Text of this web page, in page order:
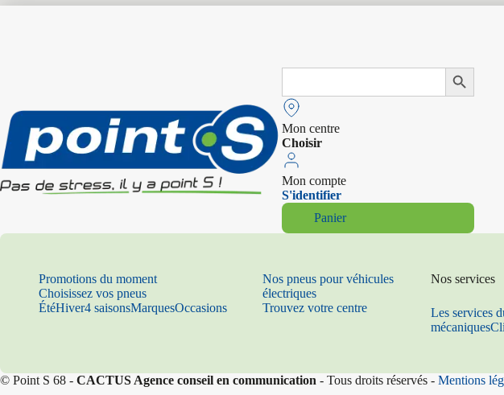
Search
Search Button
Mon centre
Choisir
Mon compte
S'identifier
Panier
Promotions du moment
Choisissez vos pneus
ÉtéHiver4 saisonsMarquesOccasions
Nos pneus pour véhicules
électriques
Trouvez votre centre
Nos services
Les services
mécaniques
© Point S 68 - CACTUS Agence conseil en communication - Tous droits réservés - Mentions